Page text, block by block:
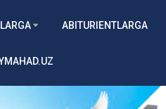
ABITURIENTLARGA